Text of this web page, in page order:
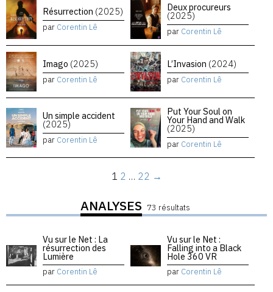
Résurrection (2025)
par Corentin Lê
Deux procureurs
(2025)
par Corentin Lê
Imago (2025)
par Corentin Lê
L’Invasion (2024)
par Corentin Lê
Un simple accident
(2025)
par Corentin Lê
Put Your Soul on
Your Hand and Walk
(2025)
par Corentin Lê
1 2 … 22 →
ANALYSES 73 résultats
Vu sur le Net : La
résurrection des
Lumière
par Corentin Lê
Vu sur le Net :
Falling into a Black
Hole 360 VR
par Corentin Lê